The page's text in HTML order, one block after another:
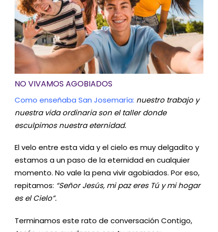
NO VIVAMOS AGOBIADOS
Como enseñaba San Josemaría: nuestro trabajo y
nuestra vida ordinaria son el taller donde
esculpimos nuestra eternidad.
El velo entre esta vida y el cielo es muy delgadito y
estamos a un paso de la eternidad en cualquier
momento. No vale la pena vivir agobiados. Por eso,
repitamos: “Señor Jesús, mi paz eres Tú y mi hogar
es el Cielo”.
Terminamos este rato de conversación Contigo,